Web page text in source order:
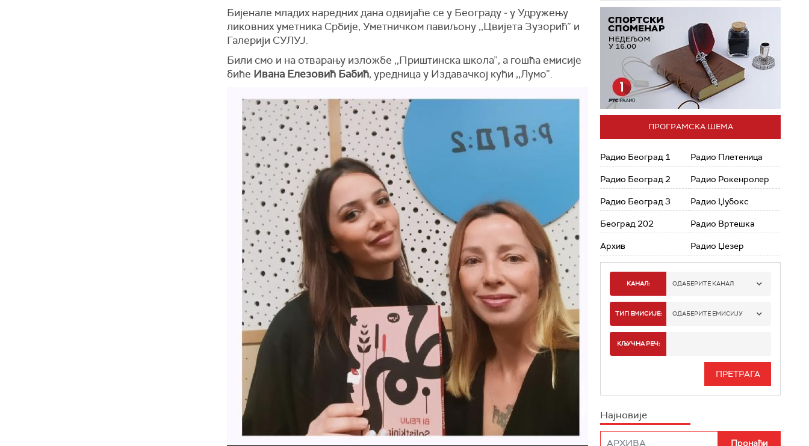
Бијенале младих наредних дана одвијаће се у Београду ‒ у Удружењу
ликовних уметника Србије, Уметничком павиљону ,,Цвијета Зузорић” и
Галерији СУЛУЈ.
Били смо и на отварању изложбе ,,Приштинска школа”, а гошћа емисије
биће Ивана Елезовић Бабић, уредница у Издавачкој кући ,,Лумо”.
ПРОГРАМСКА ШЕМА
Радио Београд 1
Радио Београд 2
Радио Београд 3
Београд 202
Архив
Радио Плетеница
Радио Рокенролер
Радио Џубокс
Радио Вртешка
Радио Џезер
КАНАЛ: ОДАБЕРИТЕ КАНАЛ
РАДИО БЕОГРАД 1
РАДИО БЕОГРАД 3
РАДИО РОКЕНРОЛЕР
ТИП ЕМИСИЈЕ: ОДАБЕРИТЕ ЕМИСИЈУ
ИНФО
КЉУЧНА РЕЧ:
Најновије